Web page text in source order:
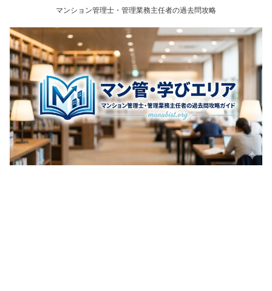
マンション管理士・管理業務主任者の過去問攻略